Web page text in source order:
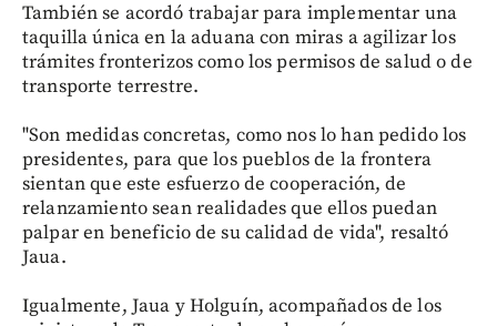
También se acordó trabajar para implementar una
taquilla única en la aduana con miras a agilizar los
trámites fronterizos como los permisos de salud o de
transporte terrestre.
"Son medidas concretas, como nos lo han pedido los
presidentes, para que los pueblos de la frontera
sientan que este esfuerzo de cooperación, de
relanzamiento sean realidades que ellos puedan
palpar en beneficio de su calidad de vida", resaltó
Jaua.
Igualmente, Jaua y Holguín, acompañados de los